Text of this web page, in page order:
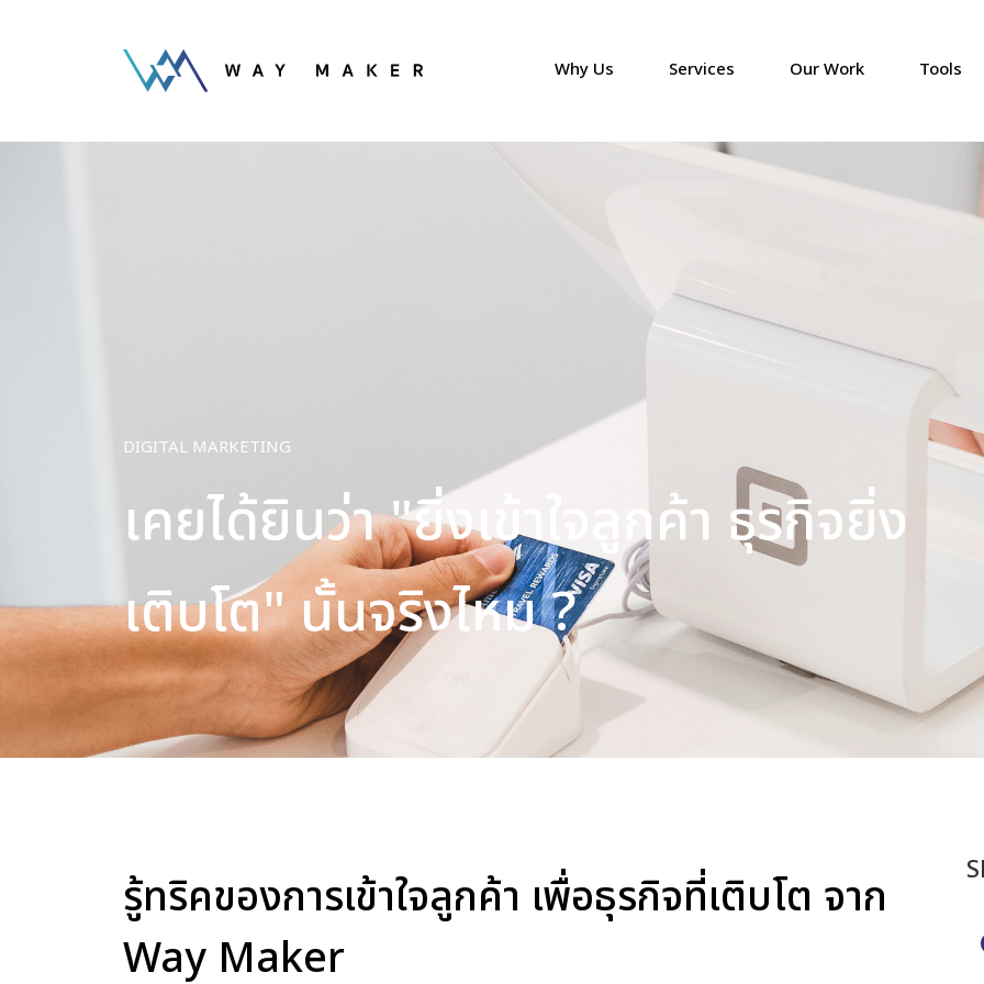
Why Us Services Our Work Tools
DIGITAL MARKETING
เคยได้ยินว่า "ยิ่งเข้าใจลูกค้า ธุรกิจยิ่ง
เติบโต" นั้นจริงไหม ?
รู้ทริคของการเข้าใจลูกค้า เพื่อธุรกิจที่เติบโต จาก
Way Maker